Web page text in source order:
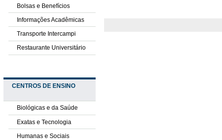
Bolsas e Benefícios
Informações Acadêmicas
Transporte Intercampi
Restaurante Universitário
CENTROS DE ENSINO
Biológicas e da Saúde
Exatas e Tecnologia
Humanas e Sociais